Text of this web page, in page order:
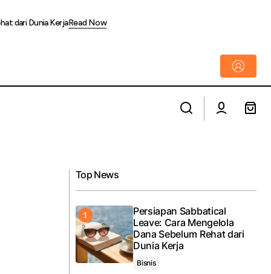
dari Dunia KerjaRead Now
Top News
Persiapan Sabbatical
Leave: Cara Mengelola
Dana Sebelum Rehat dari
Dunia Kerja
Bisnis